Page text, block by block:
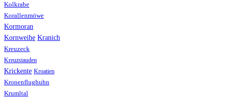
Kolkrabe
Korallenmöwe
Kormoran
Kornweihe Kranich
Kreuzeck
Kreuzstauden
Krickente Kroatien
Kronenflughuhn
Krumltal